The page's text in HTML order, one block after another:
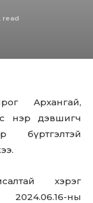
read
Архангай,
нэр дэвшигч
бүртгэлтэй
хэрэг
ны